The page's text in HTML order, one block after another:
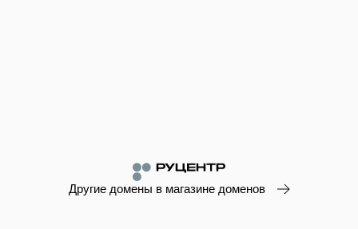
Другие домены в магазине доменов